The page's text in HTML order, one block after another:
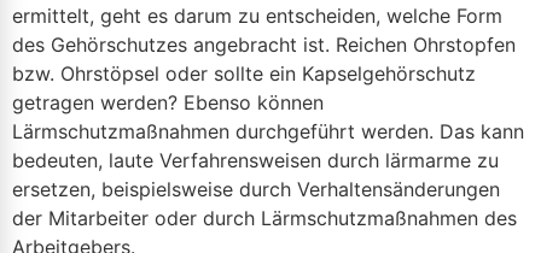
ermittelt, geht es darum zu entscheiden, welche Form
des Gehörschutzes angebracht ist. Reichen Ohrstopfen
bzw. Ohrstöpsel oder sollte ein Kapselgehörschutz
getragen werden? Ebenso können
Lärmschutzmaßnahmen durchgeführt werden. Das kann
bedeuten, laute Verfahrensweisen durch lärmarme zu
ersetzen, beispielsweise durch Verhaltensänderungen
der Mitarbeiter oder durch Lärmschutzmaßnahmen des
Arbeitgebers.